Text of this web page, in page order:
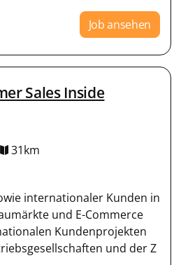
Job ansehen
Sales Inside
31km
internationaler Kunden in
und E-Commerce
Kundenprojekten
und der Z